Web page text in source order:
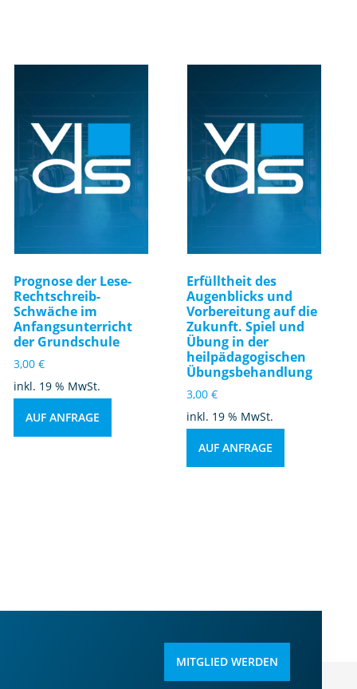
Prognose der Lese-
Rechtschreib-
Schwäche im
Anfangsunterricht
der Grundschule
3,00€
inkl. 19 % MwSt.
AUF ANFRAGE
Erfülltheit des
Augenblicks und
Vorbereitung auf die
Zukunft. Spiel und
Übung in der
heilpädagogischen
Übungsbehandlung
3,00€
inkl. 19 % MwSt.
AUF ANFRAGE
MITGLIED WERDEN